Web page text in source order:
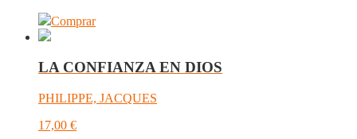
Comprar
LA CONFIANZA EN DIOS
PHILIPPE, JACQUES
17,00 €